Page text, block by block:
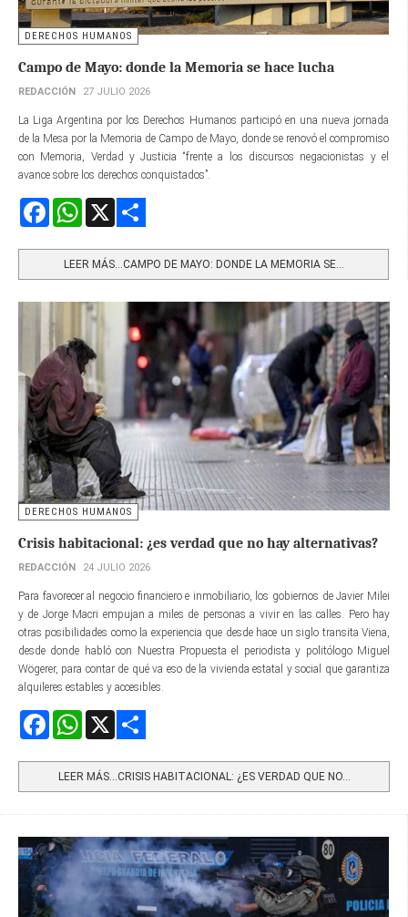
DERECHOS HUMANOS
Campo de Mayo: donde la Memoria se hace lucha
REDACCIÓN 27 JULIO 2026
La Liga Argentina por los Derechos Humanos participó en una nueva jornada
de la Mesa por la Memoria de Campo de Mayo, donde se renovó el compromiso
con Memoria, Verdad y Justicia “frente a los discursos negacionistas y el
avance sobre los derechos conquistados”.
FacebookWhatsApp
LEER MÁS…CAMPO DE MAYO: DONDE LA MEMORIA SE...
DERECHOS HUMANOS
Crisis habitacional: ¿es verdad que no hay alternativas?
REDACCIÓN 24 JULIO 2026
Para favorecer al negocio financiero e inmobiliario, los gobiernos de Javier Milei
y de Jorge Macri empujan a miles de personas a vivir en las calles. Pero hay
otras posibilidades como la experiencia que desde hace un siglo transita Viena,
desde donde habló con Nuestra Propuesta el periodista y politólogo Miguel
Wögerer, para contar de qué va eso de la vivienda estatal y social que garantiza
alquileres estables y accesibles.
FacebookWhatsApp
LEER MÁS…CRISIS HABITACIONAL: ¿ES VERDAD QUE NO...